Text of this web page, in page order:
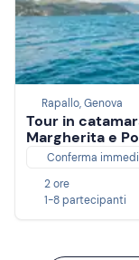
Rapallo, Genova
Tour in catamarano di 2 ore tra
Margherita e
Conferma
2 ore
1-8 partecipanti